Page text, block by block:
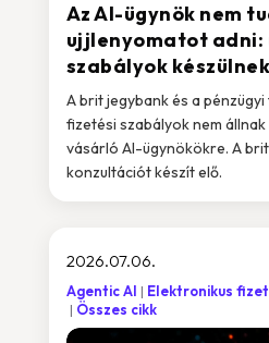
Az AI-ügynök nem
ujjlenyomatot adni:
szabályok készülnek
A brit jegybank és a
fizetési szabályok nem
vásárló AI-ügynökökre. A
konzultációt készít elő.
2026.07.06.
Agentic AI Elektronikus
Összes cikk